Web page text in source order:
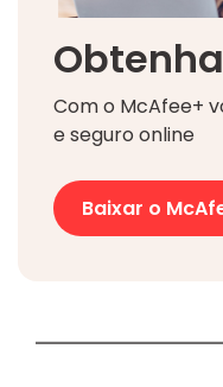
Com o McAfee+
e seguro online
Baixar o